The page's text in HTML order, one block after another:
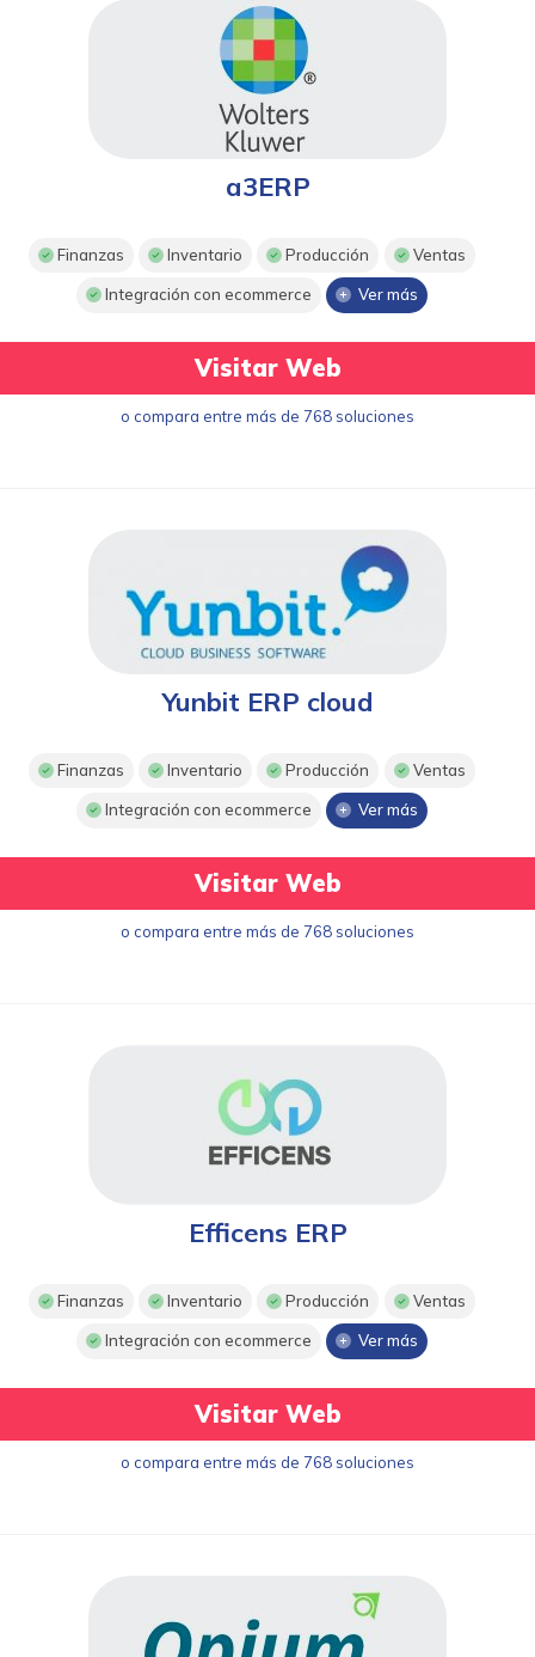
a3ERP
Finanzas Inventario Producción Ventas
Integración con ecommerce Ver más
Visitar Web
o compara entre más de 768 soluciones
Yunbit ERP cloud
Finanzas Inventario Producción Ventas
Integración con ecommerce Ver más
Visitar Web
o compara entre más de 768 soluciones
Efficens ERP
Finanzas Inventario Producción Ventas
Integración con ecommerce Ver más
Visitar Web
o compara entre más de 768 soluciones